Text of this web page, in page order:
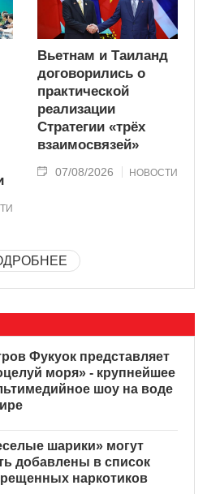
Вьетнам и Таиланд
договорились о
практической
реализации
Стратегии «трёх
взаимосвязей»
07/08/2026 НОВОСТИ
Фукуок представляет
моря» - крупнейшее
шоу на воде
шарики» могут
добавлены в список
наркотиков